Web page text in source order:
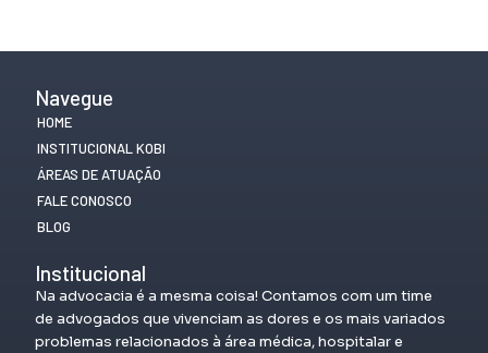
Navegue
HOME
INSTITUCIONAL KOBI
ÁREAS DE ATUAÇÃO
FALE CONOSCO
BLOG
Institucional
Na advocacia é a mesma coisa! Contamos com um time
de advogados que vivenciam as dores e os mais variados
problemas relacionados à área médica, hospitalar e